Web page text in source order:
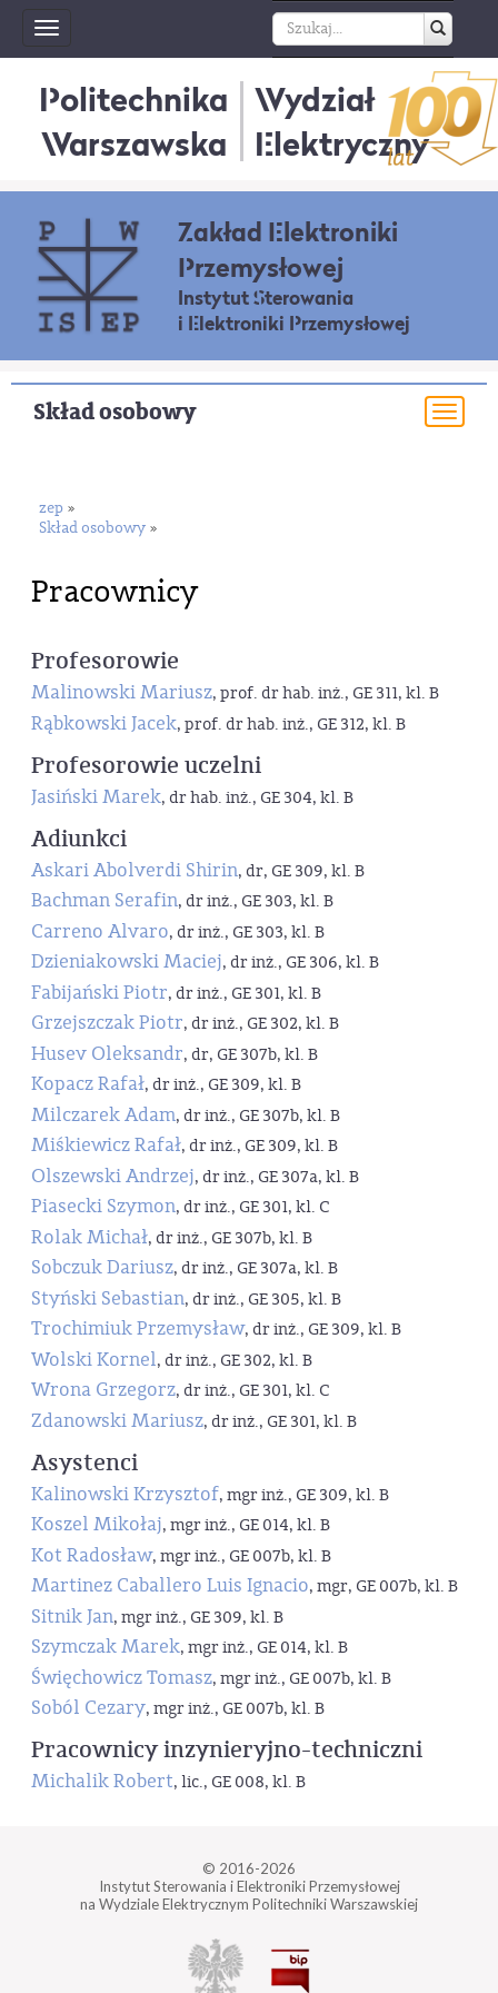
Toggle
navigation
Politechnika
Warszawska
Wydział
Elektryczny
Zakład Elektroniki
Przemysłowej
Instytut Sterowania
i Elektroniki Przemysłowej
Skład osobowy
zep »
Skład osobowy »
Pracownicy
Profesorowie
Malinowski Mariusz, prof. dr hab. inż., GE 311, kl. B
Rąbkowski Jacek, prof. dr hab. inż., GE 312, kl. B
Profesorowie uczelni
Jasiński Marek, dr hab. inż., GE 304, kl. B
Adiunkci
Askari Abolverdi Shirin, dr, GE 309, kl. B
Bachman Serafin, dr inż., GE 303, kl. B
Carreno Alvaro, dr inż., GE 303, kl. B
Dzieniakowski Maciej, dr inż., GE 306, kl. B
Fabijański Piotr, dr inż., GE 301, kl. B
Grzejszczak Piotr, dr inż., GE 302, kl. B
Husev Oleksandr, dr, GE 307b, kl. B
Kopacz Rafał, dr inż., GE 309, kl. B
Milczarek Adam, dr inż., GE 307b, kl. B
Miśkiewicz Rafał, dr inż., GE 309, kl. B
Olszewski Andrzej, dr inż., GE 307a, kl. B
Piasecki Szymon, dr inż., GE 301, kl. C
Rolak Michał, dr inż., GE 307b, kl. B
Sobczuk Dariusz, dr inż., GE 307a, kl. B
Styński Sebastian, dr inż., GE 305, kl. B
Trochimiuk Przemysław, dr inż., GE 309, kl. B
Wolski Kornel, dr inż., GE 302, kl. B
Wrona Grzegorz, dr inż., GE 301, kl. C
Zdanowski Mariusz, dr inż., GE 301, kl. B
Asystenci
Kalinowski Krzysztof, mgr inż., GE 309, kl. B
Koszel Mikołaj, mgr inż., GE 014, kl. B
Kot Radosław, mgr inż., GE 007b, kl. B
Martinez Caballero Luis Ignacio, mgr, GE 007b, kl. B
Sitnik Jan, mgr inż., GE 309, kl. B
Szymczak Marek, mgr inż., GE 014, kl. B
Święchowicz Tomasz, mgr inż., GE 007b, kl. B
Soból Cezary, mgr inż., GE 007b, kl. B
Pracownicy inzynieryjno-techniczni
Michalik Robert, lic., GE 008, kl. B
© 2016-2026
Instytut Sterowania i Elektroniki Przemysłowej
na Wydziale Elektrycznym Politechniki Warszawskiej